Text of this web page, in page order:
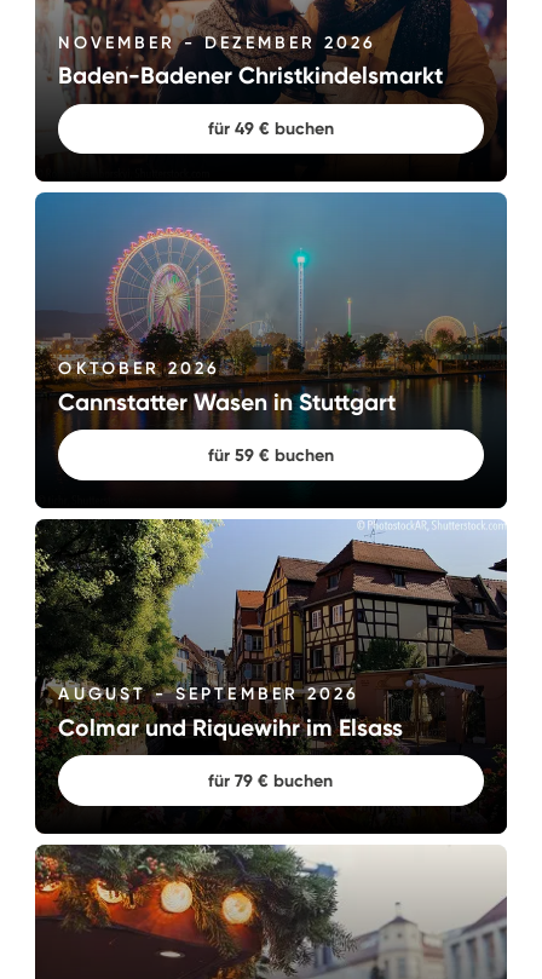
NOVEMBER - DEZEMBER 2026
Baden-Badener Christkindelsmarkt
für 49 € buchen
OKTOBER 2026
Cannstatter Wasen in Stuttgart
für 59 € buchen
AUGUST - SEPTEMBER 2026
Colmar und Riquewihr im Elsass
für 79 € buchen